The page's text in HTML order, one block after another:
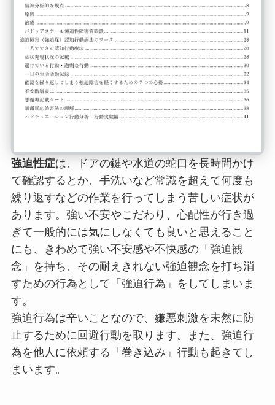
強迫性症は、ドアの鍵や水道の蛇口を長時間かけ
て確認するとか、手洗いなど常識を超えて何度も
繰り返すなどの作業を行ってしまう苦しい症状が
あります。強い不安やこだわり、心配性が行き過
ぎて一般的には気にしなくても良いと思えること
にも、きわめて強い不安感や不快感の「強迫観
念」を持ち、その耐えきれない強迫観念を打ち消
すための行為として「強迫行為」をしてしまいま
す。
強迫行為は辛いことなので、嫌悪刺激を未然に防
止するために回避行動を取ります。また、強迫行
為を他人に依頼する「巻き込み」行動も起きてし
まいます。